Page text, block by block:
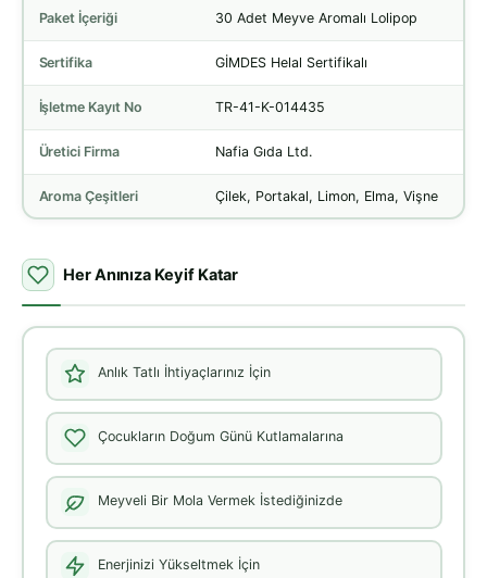
Paket İçeriği 30 Adet Meyve Aromalı Lolipop
Sertifika GİMDES Helal Sertifikalı
İşletme Kayıt No TR-41-K-014435
Üretici Firma Nafia Gıda Ltd.
Aroma Çeşitleri Çilek, Portakal, Limon, Elma, Vişne
Her Anınıza Keyif Katar
Anlık Tatlı İhtiyaçlarınız İçin
Çocukların Doğum Günü Kutlamalarına
Meyveli Bir Mola Vermek İstediğinizde
Enerjinizi Yükseltmek İçin